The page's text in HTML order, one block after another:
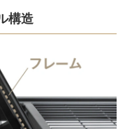
構造